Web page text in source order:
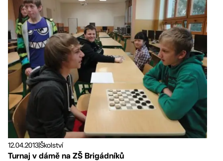
12.04.2013Školství
Turnaj v dámě na ZŠ Brigádníků